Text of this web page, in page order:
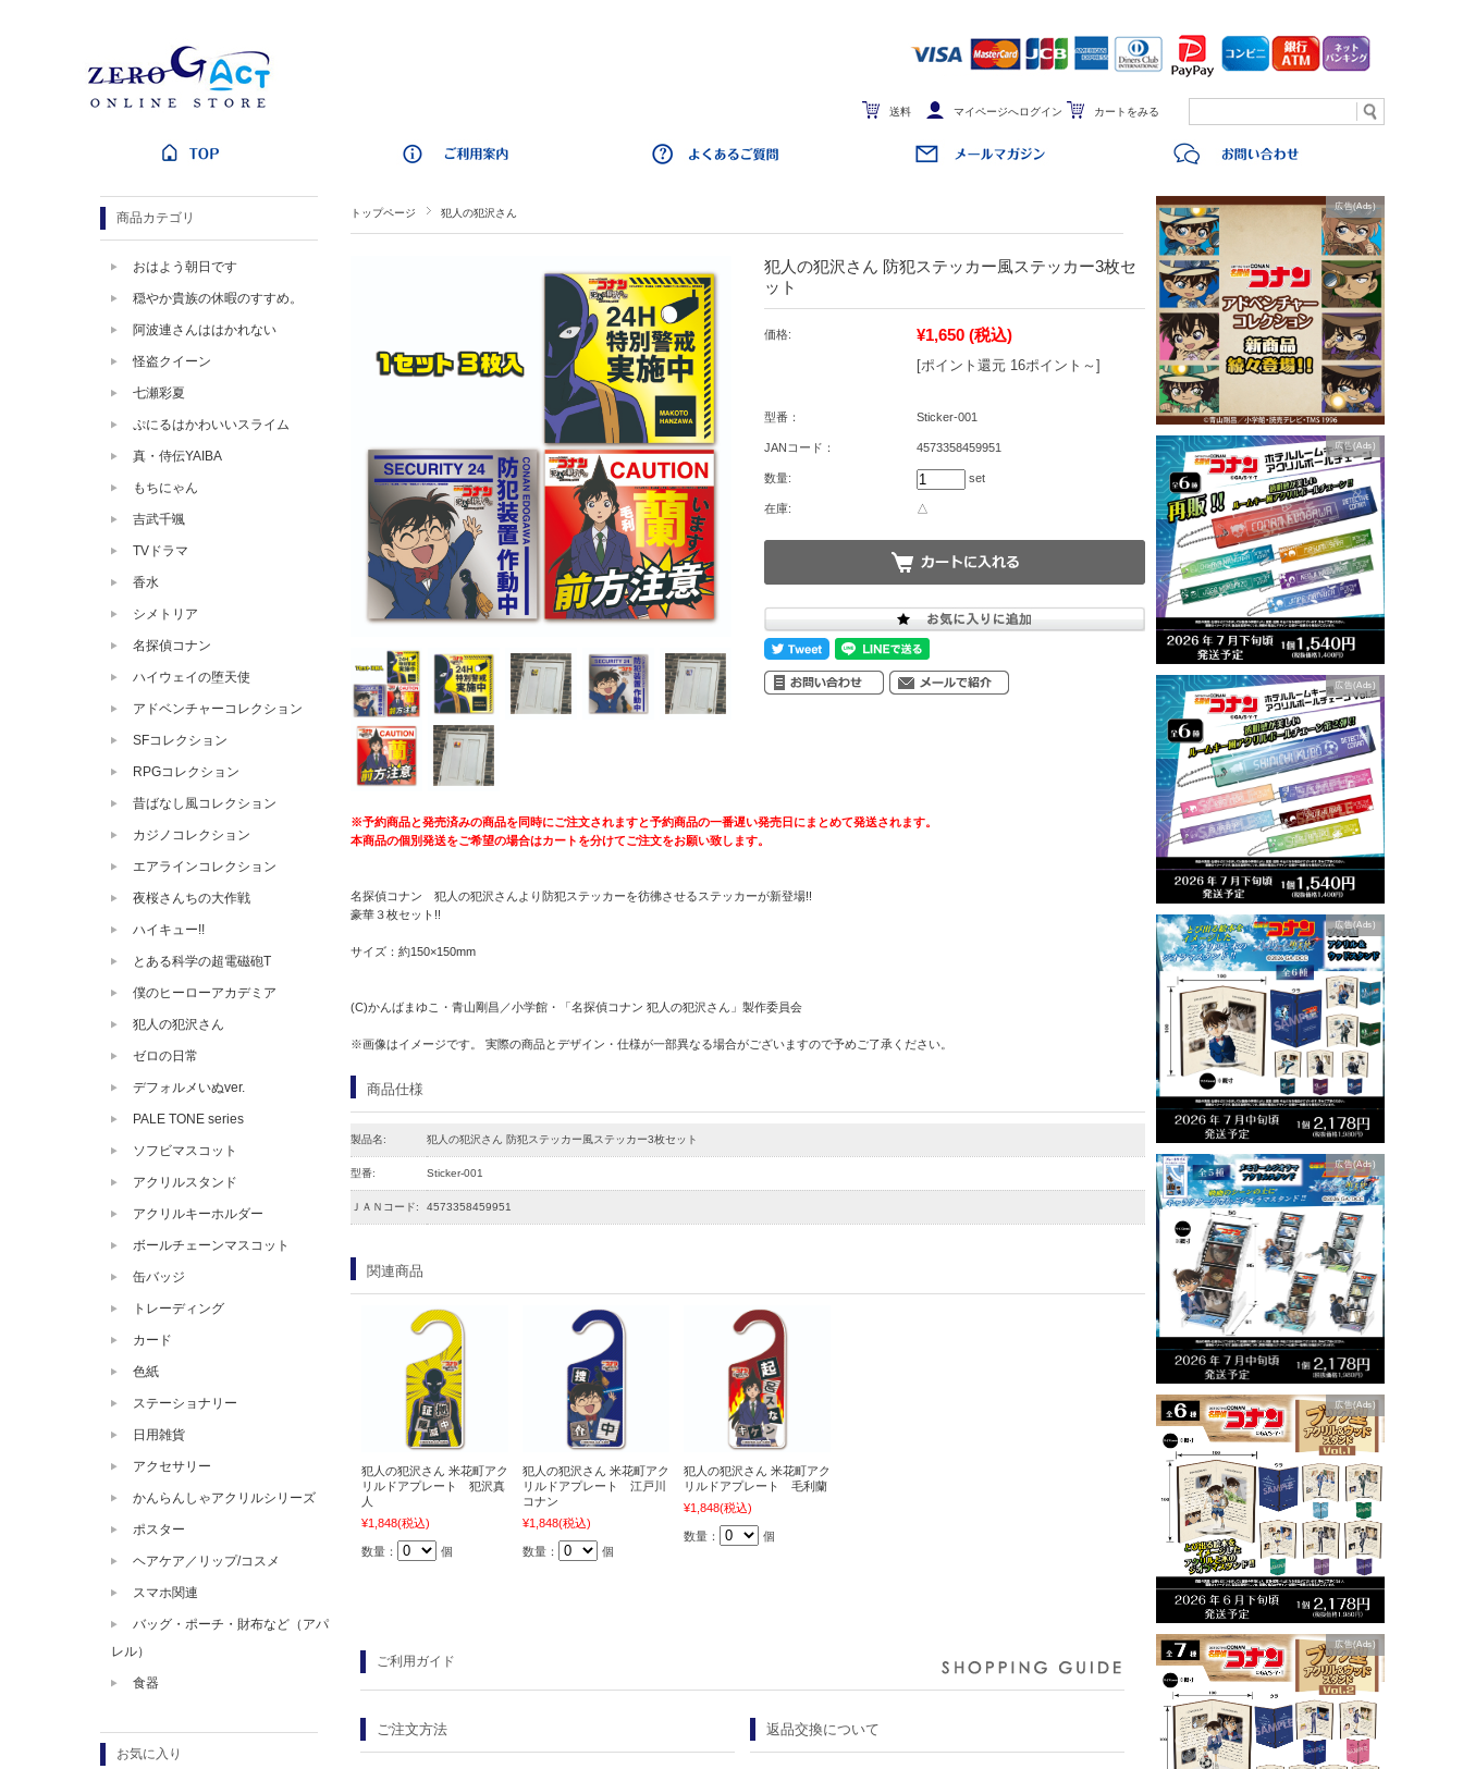
送料 マイページへログイン カートをみる
広告(Ads)
広告(Ads)
広告(Ads)
広告(Ads)
広告(Ads)
広告(Ads)
広告(Ads)
トップページ 犯人の犯沢さん
犯人の犯沢さん 防犯ステッカー風ステッカー3枚セ
ット
価格: ¥1,650 (税込)
[ポイント還元 16ポイント～]
型番： Sticker-001
JANコード： 4573358459951
数量: set
在庫: △
※予約商品と発売済みの商品を同時にご注文されますと予約商品の一番遅い発売日にまとめて発送されます。
本商品の個別発送をご希望の場合はカートを分けてご注文をお願い致します。
名探偵コナン 犯人の犯沢さんより防犯ステッカーを彷彿させるステッカーが新登場!!
豪華３枚セット!!
サイズ：約150×150mm
(C)かんばまゆこ・青山剛昌／小学館・「名探偵コナン 犯人の犯沢さん」製作委員会
※画像はイメージです。 実際の商品とデザイン・仕様が一部異なる場合がございますので予めご了承ください。
商品仕様
製品名: 犯人の犯沢さん 防犯ステッカー風ステッカー3枚セット
型番: Sticker-001
ＪＡＮコード: 4573358459951
関連商品
犯人の犯沢さん 米花町アク
リルドアプレート 犯沢真
人
¥1,848(税込)
数量： 個
犯人の犯沢さん 米花町アク
リルドアプレート 江戸川
コナン
¥1,848(税込)
数量： 個
犯人の犯沢さん 米花町アク
リルドアプレート 毛利蘭
¥1,848(税込)
数量： 個
ご利用ガイド
ご注文方法 返品交換について
商品カテゴリ
おはよう朝日です
穏やか貴族の休暇のすすめ。
阿波連さんははかれない
怪盗クイーン
七瀬彩夏
ぷにるはかわいいスライム
真・侍伝YAIBA
もちにゃん
吉武千颯
TVドラマ
香水
シメトリア
名探偵コナン
ハイウェイの堕天使
アドベンチャーコレクション
SFコレクション
RPGコレクション
昔ばなし風コレクション
カジノコレクション
エアラインコレクション
夜桜さんちの大作戦
ハイキュー!!
とある科学の超電磁砲T
僕のヒーローアカデミア
犯人の犯沢さん
ゼロの日常
デフォルメいぬver.
PALE TONE series
ソフビマスコット
アクリルスタンド
アクリルキーホルダー
ボールチェーンマスコット
缶バッジ
トレーディング
カード
色紙
ステーショナリー
日用雑貨
アクセサリー
かんらんしゃアクリルシリーズ
ポスター
ヘアケア／リップ/コスメ
スマホ関連
バッグ・ポーチ・財布など（アパ
レル）
食器
お気に入り